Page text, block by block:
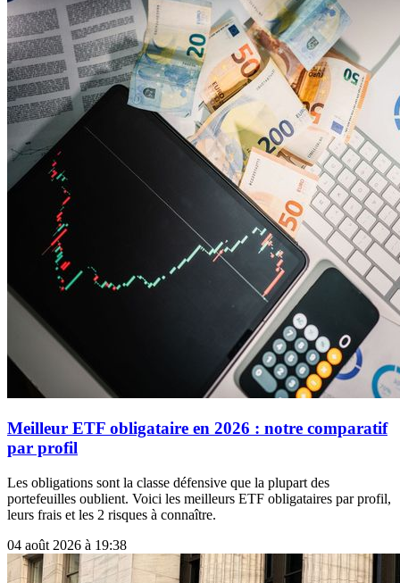
Meilleur ETF obligataire en 2026 : notre comparatif
par profil
Les obligations sont la classe défensive que la plupart des
portefeuilles oublient. Voici les meilleurs ETF obligataires par profil,
leurs frais et les 2 risques à connaître.
04 août 2026 à 19:38